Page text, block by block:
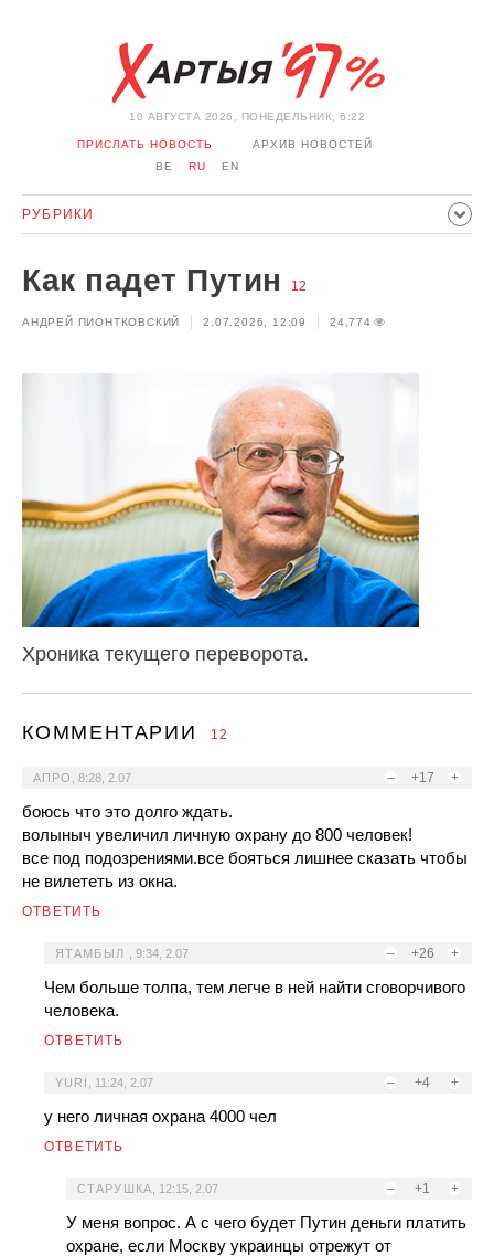
10 АВГУСТА 2026, ПОНЕДЕЛЬНИК, 6:22
ПРИСЛАТЬ НОВОСТЬ
АРХИВ НОВОСТЕЙ
BE
RU EN
РУБРИКИ
ПРОИСШЕСТВИЯ СПОРТ КУЛЬТУРА
МНЕНИЕ ИНТЕРВЬЮ ТЕХНОЛОГИИ ЗДОРОВЬЕ
БЕЛАРУСЬ В НАТО
Как падет Путин 12
АНДРЕЙ ПИОНТКОВСКИЙ 2.07.2026, 12:09 24,774
Хроника текущего переворота.
КОММЕНТАРИИ 12
– +17 +
АПРО ,8:28, 2.07
боюсь что это долго ждать.
волыныч увеличил личную охрану до 800 человек!
все под подозрениями.все бояться лишнее сказать чтобы
не вилететь из окна.
ОТВЕТИТЬ
– +26 +
ЯТАМБЫЛ 9:34, 2.07
Чем больше толпа, тем легче в ней найти сговорчивого
человека.
ОТВЕТИТЬ
– +4 +
YURI 11:24, 2.07
у него личная охрана 4000 чел
ОТВЕТИТЬ
– +1 +
СТАРУШКА 12:15, 2.07
У меня вопрос. А с чего будет Путин деньги платить
охране, если Москву украинцы отрежут от